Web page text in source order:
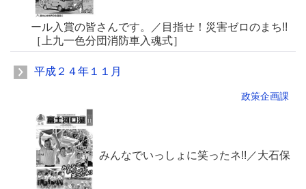
ール入賞の皆さんです。／目指せ！災害ゼロのまち!!
［上九一色分団消防車入魂式］
平成２４年１１月
政策企画課
みんなでいっしょに笑ったネ!!／大石保